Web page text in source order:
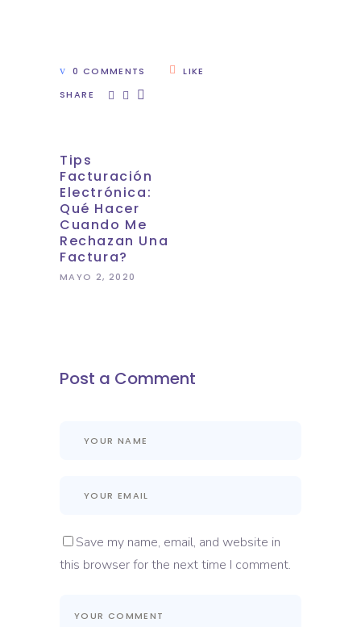
0 COMMENTS
LIKE
SHARE
Tips
Facturación
Electrónica:
Qué Hacer
Cuando Me
Rechazan Una
Factura?
MAYO 2, 2020
Post a Comment
Save my name, email, and website in
this browser for the next time I comment.